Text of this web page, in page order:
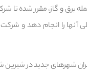
برق و گاز، مقرر شده تا
آنها را انجام دهد و
شهرهای جدید در شیرین